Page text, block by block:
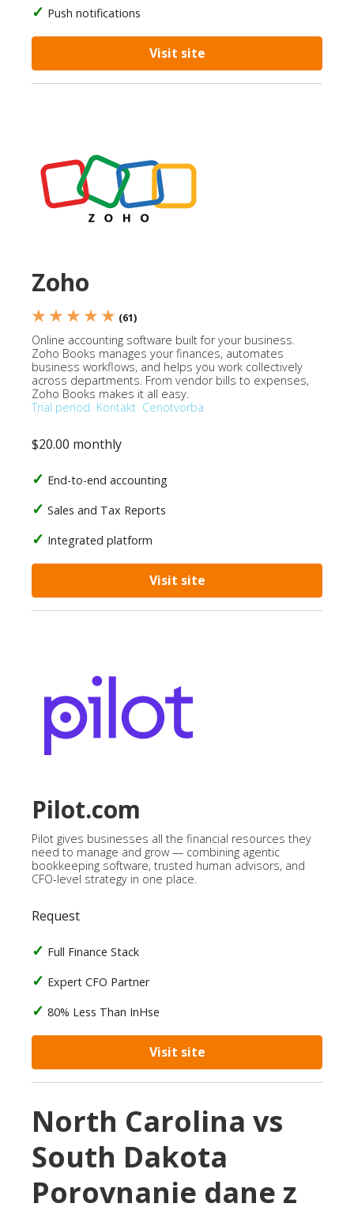
Push notifications
Visit site
Zoho
★ ★ ★ ★ ★ (61)
Online accounting software built for your business.
Zoho Books manages your finances, automates
business workflows, and helps you work collectively
across departments. From vendor bills to expenses,
Zoho Books makes it all easy.
Trial period Kontakt Cenotvorba
$20.00 monthly
End-to-end accounting
Sales and Tax Reports
Integrated platform
Visit site
Pilot.com
Pilot gives businesses all the financial resources they
need to manage and grow — combining agentic
bookkeeping software, trusted human advisors, and
CFO-level strategy in one place.
Request
Full Finance Stack
Expert CFO Partner
80% Less Than InHse
Visit site
North Carolina vs
South Dakota
Porovnanie dane z